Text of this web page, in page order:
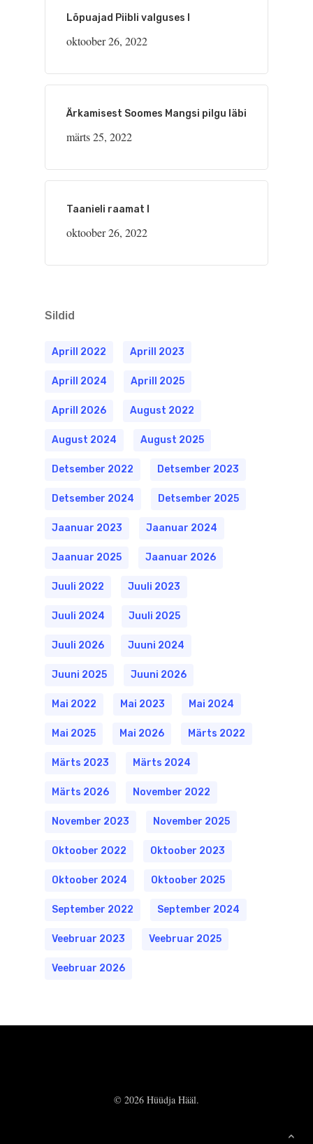
Lõpuajad Piibli valguses I
oktoober 26, 2022
Ärkamisest Soomes Mangsi pilgu läbi
märts 25, 2022
Taanieli raamat I
oktoober 26, 2022
Sildid
Aprill 2022 Aprill 2023
Aprill 2024 Aprill 2025
Aprill 2026 August 2022
August 2024 August 2025
Detsember 2022 Detsember 2023
Detsember 2024 Detsember 2025
Jaanuar 2023 Jaanuar 2024
Jaanuar 2025 Jaanuar 2026
Juuli 2022 Juuli 2023
Juuli 2024 Juuli 2025
Juuli 2026 Juuni 2024
Juuni 2025 Juuni 2026
Mai 2022 Mai 2023 Mai 2024
Mai 2025 Mai 2026 Märts 2022
Märts 2023 Märts 2024
Märts 2026 November 2022
November 2023 November 2025
Oktoober 2022 Oktoober 2023
Oktoober 2024 Oktoober 2025
September 2022 September 2024
Veebruar 2023 Veebruar 2025
Veebruar 2026
© 2026 Hüüdja Hääl.